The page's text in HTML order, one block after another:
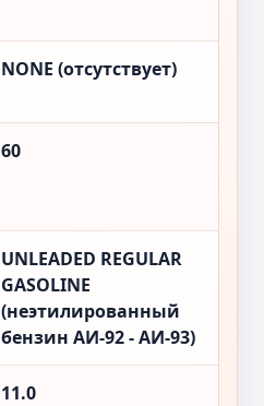
NONE (отсутствует)
60
UNLEADED REGULAR
GASOLINE
(неэтилированный
бензин АИ-92 - АИ-93)
11.0